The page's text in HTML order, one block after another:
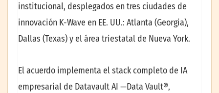
institucional, desplegados en tres ciudades de
innovación K-Wave en EE. UU.: Atlanta (Georgia),
Dallas (Texas) y el área triestatal de Nueva York.
El acuerdo implementa el stack completo de IA
empresarial de Datavault AI —Data Vault®,